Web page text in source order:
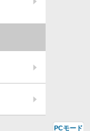
PCモード